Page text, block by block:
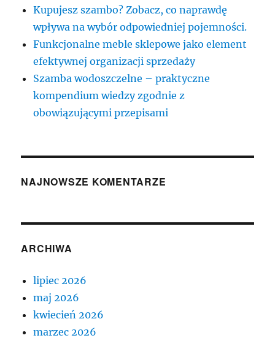
Kupujesz szambo? Zobacz, co naprawdę
wpływa na wybór odpowiedniej pojemności.
Funkcjonalne meble sklepowe jako element
efektywnej organizacji sprzedaży
Szamba wodoszczelne – praktyczne
kompendium wiedzy zgodnie z
obowiązującymi przepisami
NAJNOWSZE KOMENTARZE
ARCHIWA
lipiec 2026
maj 2026
kwiecień 2026
marzec 2026